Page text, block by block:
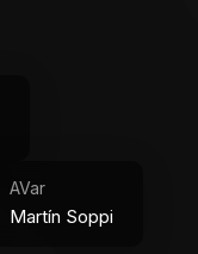
AVar
Martín Soppi